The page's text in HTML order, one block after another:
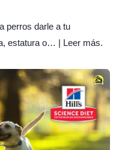
perros darle a tu
estatura o… | Leer más.